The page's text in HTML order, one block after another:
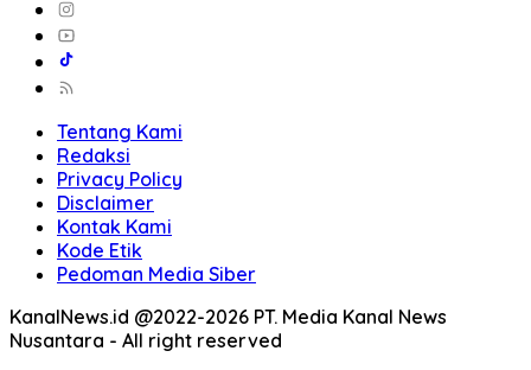
Tentang Kami
Redaksi
Privacy Policy
Disclaimer
Kontak Kami
Kode Etik
Pedoman Media Siber
KanalNews.id @2022-2026 PT. Media Kanal News
Nusantara - All right reserved